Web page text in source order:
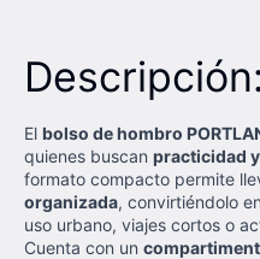
Descripción:
El bolso de hombro
quienes buscan practicidad
formato compacto permite
organizada, convirtiéndolo
uso urbano, viajes cortos o
Cuenta con un